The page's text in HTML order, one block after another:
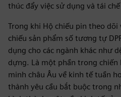
thúc đẩy việc sử dụng và tái
Trong khi Hộ chiếu pin theo dõi
chiếu sản phẩm số tương tự
dụng cho các ngành khác như
dựng. Là một phần trong chiến
minh châu Âu về kinh tế tuần
thành yêu cầu bắt buộc trong